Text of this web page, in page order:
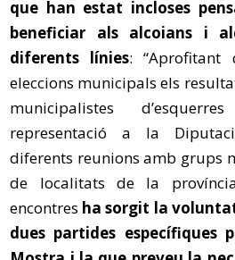
que han estat incloses
beneficiar als alcoians i
diferents línies: “Aprofitant
eleccions municipals els
municipalistes
representació a la
diferents reunions amb grups
de localitats de la
encontres ha sorgit la
dues partides específiques